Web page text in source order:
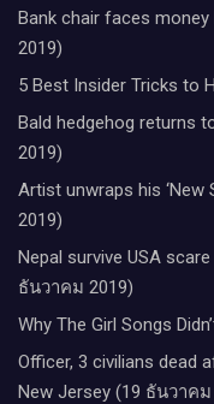
Bank chair faces
2019)
5 Best Insider Tricks to
Bald hedgehog returns
2019)
Artist unwraps his
2019)
Nepal survive USA
ธันวาคม 2019)
Why The Girl Songs
Officer, 3 civilians dead
New Jersey (19 ธันวาคม